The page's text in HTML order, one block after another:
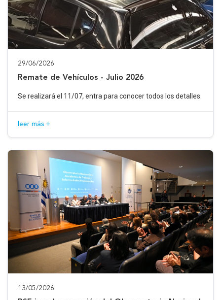
29/06/2026
Remate de Vehículos - Julio 2026
Se realizará el 11/07, entra para conocer todos los detalles.
leer más +
13/05/2026